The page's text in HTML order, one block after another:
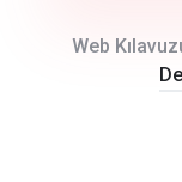
Web